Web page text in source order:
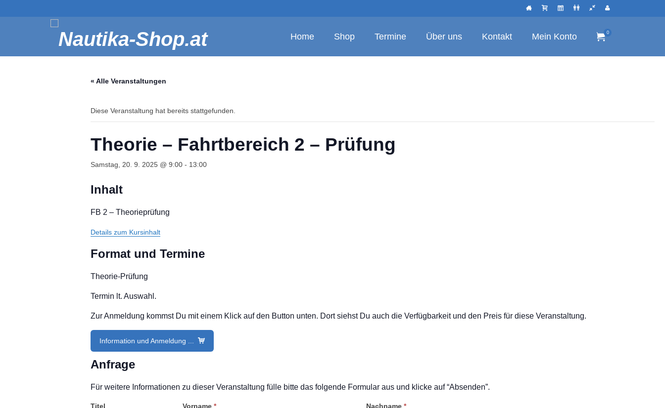
Home Shop Termine Über uns Kontakt Mein Konto 0
« Alle Veranstaltungen
Diese Veranstaltung hat bereits stattgefunden.
Theorie – Fahrtbereich 2 – Prüfung
Samstag, 20. 9. 2025 @ 9:00 - 13:00
Inhalt
FB 2 – Theorieprüfung
Details zum Kursinhalt
Format und Termine
Theorie-Prüfung
Termin lt. Auswahl.
Zur Anmeldung kommst Du mit einem Klick auf den Button unten. Dort siehst Du auch die Verfügbarkeit und den Preis für diese Veranstaltung.
Information und Anmeldung ...
Anfrage
Für weitere Informationen zu dieser Veranstaltung fülle bitte das folgende Formular aus und klicke auf “Absenden”.
Titel Vorname * Nachname *